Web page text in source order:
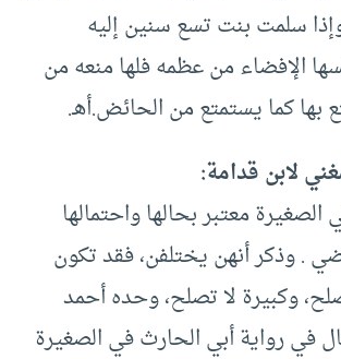
وإذا سلمت بنت تسع سنين إليه
الإفضاء من عظمه فلها منعه من
بها كما يستمتع من الحائض.أهـ.
لابن قدامة:
معتبر بحالها واحتمالها
. وذكر أنهن يختلفن، فقد تكون
وكبيرة لا تصلح، وحده أحمد
في رواية أبي الحارث في الصغيرة